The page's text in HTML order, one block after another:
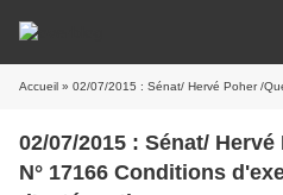
Accueil » 02/07/2015 : Sénat/ Hervé Poher /Question écrite N°
02/07/2015 : Sénat/
N° 17166 Conditions